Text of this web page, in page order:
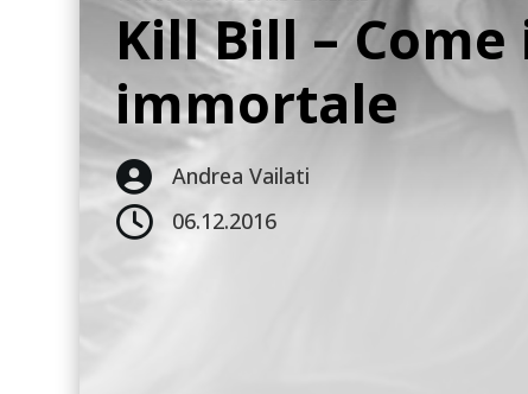
Kill Bill –
immortale
 Andrea Vailati
 06.12.2016